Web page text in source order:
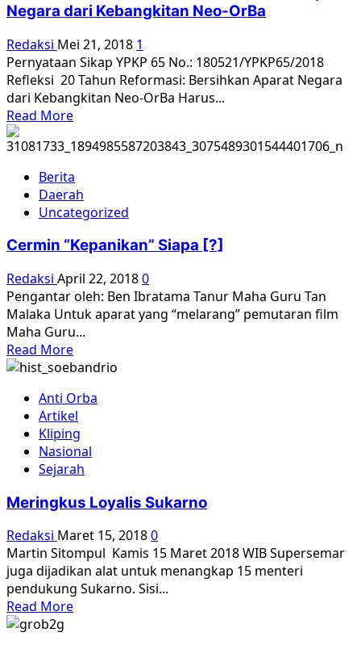
Kasus
HAM
Negara dari Kebangkitan Neo-OrBa
Redaksi Mei 21, 2018 1
Pernyataan Sikap YPKP 65 No.: 180521/YPKP65/2018
Refleksi 20 Tahun Reformasi: Bersihkan Aparat Negara
dari Kebangkitan Neo-OrBa Harus...
Read MoreRead
about
20
Tahun
Reformasi:
Bersihkan
Aparat
Negara
dari
Kebangkitan
Neo-
OrBa
Berita
Daerah
Uncategorized
Cermin “Kepanikan” Siapa [?]
Redaksi April 22, 20180
Pengantar oleh: Ben Ibratama Tanur Maha Guru Tan
Malaka Untuk aparat yang “melarang” pemutaran film
Maha Guru...
Read MoreRead
more
Cermin
“Kepanikan”
Siapa
[?]
Anti Orba
Artikel
Kliping
Nasional
Sejarah
Meringkus Loyalis Sukarno
Redaksi Maret 15, 20180
Martin Sitompul Kamis 15 Maret 2018 WIB Supersemar
juga dijadikan alat untuk menangkap 15 menteri
pendukung Sukarno. Sisi...
Read MoreRead